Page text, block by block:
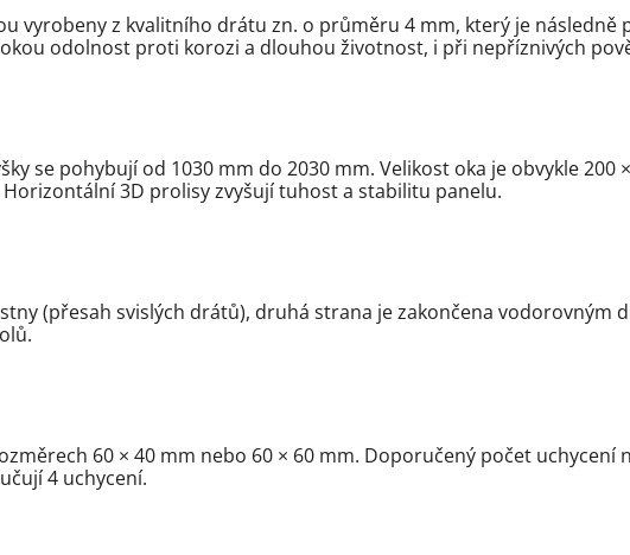
vyrobeny z kvalitního drátu zn. o průměru 4 mm, který je následně
odolnost proti korozi a dlouhou životnost, i při nepříznivých
se pohybují od 1030 mm do 2030 mm. Velikost oka je obvykle
3D prolisy zvyšují tuhost a stabilitu panelu.
(přesah svislých drátů), druhá strana je zakončena vodorovným
60 × 40 mm nebo 60 × 60 mm. Doporučený počet uchycení
4 uchycení.